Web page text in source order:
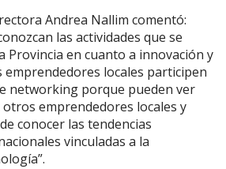
Andrea Nallim comentó:
las actividades que se
Provincia en cuanto a innovación y
emprendedores locales participen
networking porque pueden ver
emprendedores locales y
conocer las tendencias
vinculadas a la